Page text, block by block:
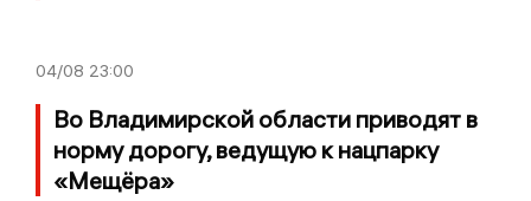
04/08 23:00
Во Владимирской области приводят в
норму дорогу, ведущую к нацпарку
«Мещёра»